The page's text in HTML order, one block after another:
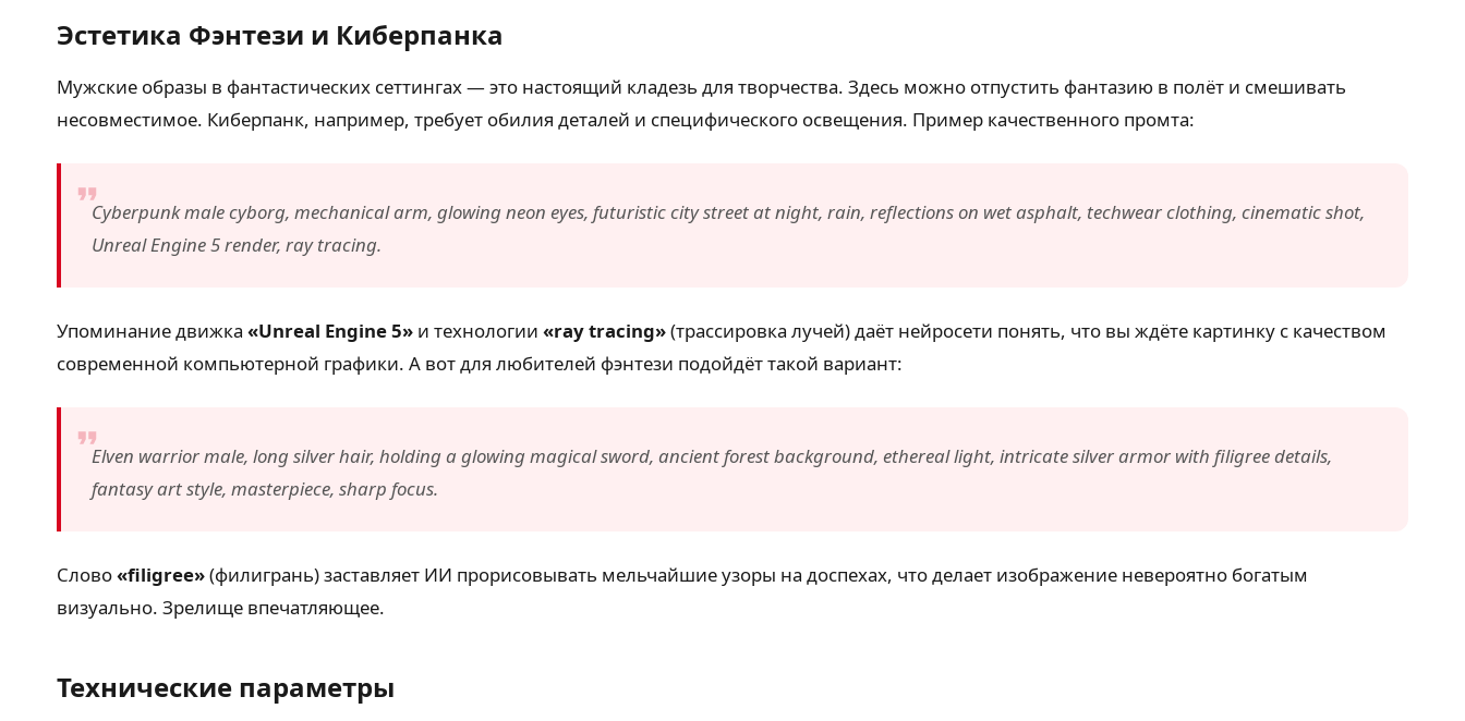
Эстетика Фэнтези и Киберпанка
Мужские образы в фантастических сеттингах — это настоящий кладезь для творчества. Здесь можно отпустить фантазию в полёт и смешивать
несовместимое. Киберпанк, например, требует обилия деталей и специфического освещения. Пример качественного промта:
Cyberpunk male cyborg, mechanical arm, glowing neon eyes, futuristic city street at night, rain, reflections on wet asphalt, techwear clothing, cinematic shot,
Unreal Engine 5 render, ray tracing.
Упоминание движка «Unreal Engine 5» и технологии «ray tracing»(трассировка лучей) даёт нейросети понять, что вы ждёте картинку с качеством
современной компьютерной графики. А вот для любителей фэнтези подойдёт такой вариант:
Elven warrior male, long silver hair, holding a glowing magical sword, ancient forest background, ethereal light, intricate silver armor with filigree details,
fantasy art style, masterpiece, sharp focus.
Слово«filigree»(филигрань) заставляет ИИ прорисовывать мельчайшие узоры на доспехах, что делает изображение невероятно богатым
визуально. Зрелище впечатляющее.
Технические параметры